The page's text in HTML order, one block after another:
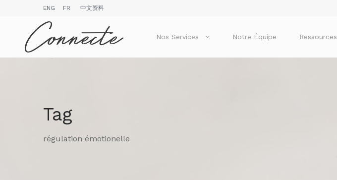
ENG FR 中文资料
Nos Services Notre Équipe Ressources
Tag
régulation émotionelle